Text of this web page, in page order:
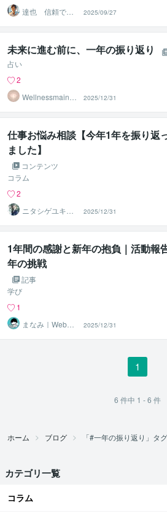
達也 信頼でき
るデザインを届
けます。
2025/09/27
未来に進む前に、一年の振り返り
占い
2
Wellnessmaind
2025/12/31
仕事お悩み相談【今年1年を振り返
ました】
コンテンツ
コラム
2
ニタシゲユキ★
元人事部長の就
活・転職支援
2025/12/31
1年間の感謝と新年の抱負｜活動報
年の挑戦
記事
学び
1
まなみ｜Webデ
ザイナー
2025/12/31
1
6 件中 1 - 6 件
ホーム ブログ 「#一年の振り返り」タグ
カテゴリ一覧
コラム